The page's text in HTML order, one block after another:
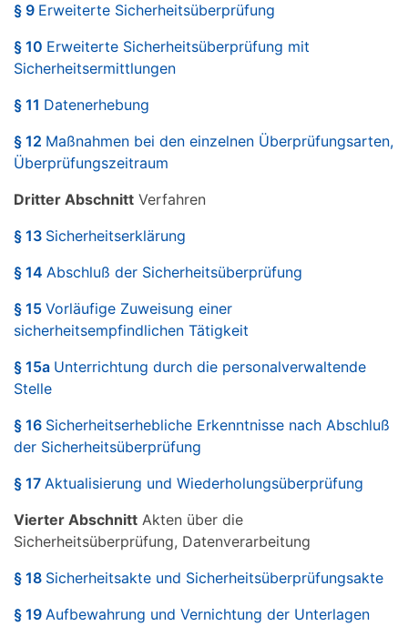
§ 9 Erweiterte Sicherheitsüberprüfung
§ 10 Erweiterte Sicherheitsüberprüfung mit
Sicherheitsermittlungen
§ 11 Datenerhebung
§ 12 Maßnahmen bei den einzelnen Überprüfungsarten,
Überprüfungszeitraum
Dritter Abschnitt Verfahren
§ 13 Sicherheitserklärung
§ 14 Abschluß der Sicherheitsüberprüfung
§ 15 Vorläufige Zuweisung einer
sicherheitsempfindlichen Tätigkeit
§ 15a Unterrichtung durch die personalverwaltende
Stelle
§ 16 Sicherheitserhebliche Erkenntnisse nach Abschluß
der Sicherheitsüberprüfung
§ 17 Aktualisierung und Wiederholungsüberprüfung
Vierter Abschnitt Akten über die
Sicherheitsüberprüfung, Datenverarbeitung
§ 18 Sicherheitsakte und Sicherheitsüberprüfungsakte
§ 19 Aufbewahrung und Vernichtung der Unterlagen